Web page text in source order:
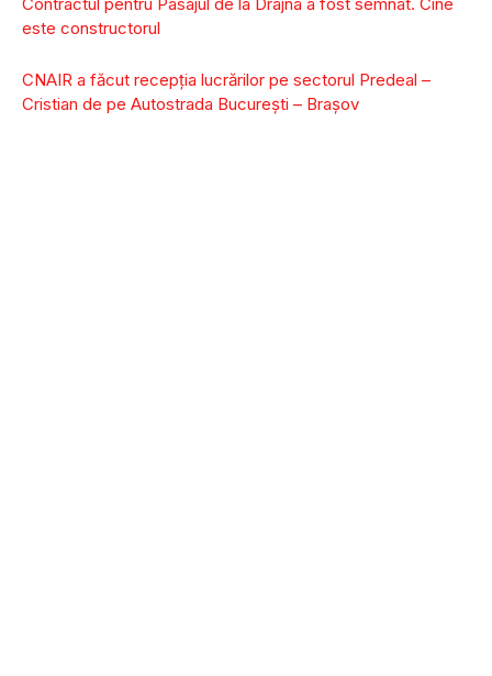
Contractul pentru Pasajul de la Drajna a fost semnat. Cine
este constructorul
CNAIR a făcut recepția lucrărilor pe sectorul Predeal –
Cristian de pe Autostrada București – Brașov